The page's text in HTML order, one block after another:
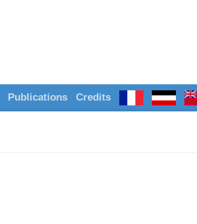
Publications Credits